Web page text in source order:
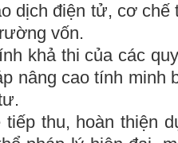
dịch điện tử, cơ chế
vốn.
khả thi của các
nâng cao tính minh
tiếp thu, hoàn thiện